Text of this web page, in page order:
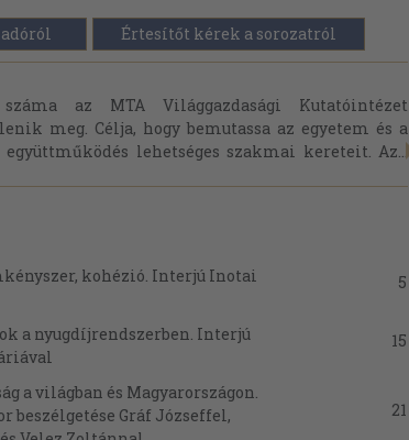
Értesítőt kérek a sorozatról
az MTA Világgazdasági Kutatóintézet
meg. Célja, hogy bemutassa az egyetem és a
lehetséges szakmai kereteit. Az...
kohézió. Interjú Inotai
5
a nyugdíjrendszerben. Interjú
15
a világban és Magyarországon.
beszélgetése Gráf Józseffel,
21